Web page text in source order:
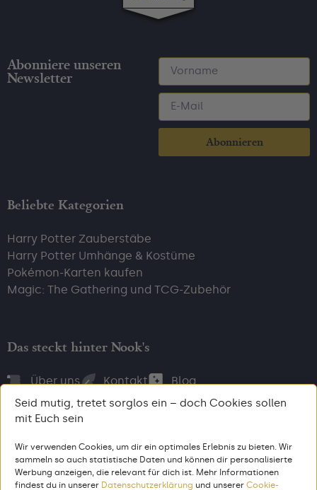
Seid mutig, tretet sorglos ein – doch Cookies sollen
mit Euch sein
Wir verwenden Cookies, um dir ein optimales Erlebnis zu bieten. Wir
sammeln so auch statistische Daten und können dir personalisierte
Werbung anzeigen, die relevant für dich ist. Mehr Informationen
findest du in unserer Datenschutzerklärung und unserer Cookie-
Abonniere unseren
Newsletter
Abonnieren
Beliebte Kategorien
Harry Potter Zauberstäbe
Harry Potter Umhänge & Kostüme
Pokémon-Karten kaufen
Magic: The Gathering und TCG-Zubehör
Das steckt hinter Nook's
Über uns Kontakt Blog
Bezahl, wie du willst